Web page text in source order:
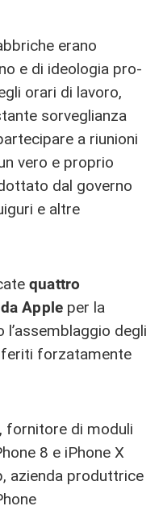
erano
e di ideologia pro-
orari di lavoro,
sorveglianza
a riunioni
vero e proprio
dal governo
e altre
quattro
Apple per la
degli
forzatamente
fornitore di moduli
8 e iPhone X
azienda produttrice